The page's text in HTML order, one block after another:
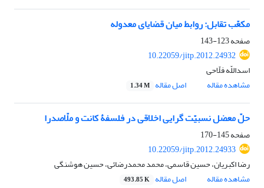
مکعّب تقابل: روابط میان قضایای معدوله
صفحه123-143
10.22059/jitp.2012.24932
اسداللّه فلّاحی
مشاهده مقاله
اصل مقاله 1.34 M
حلّ معضل نسبیّت گرایی اخلاقی در فلسفۀ کانت و ملّاصدرا
صفحه145-170
10.22059/jitp.2012.24933
رضا اکبریان، حسین قاسمی، محمد محمدرضائی، حسین هوشنگی
مشاهده مقاله
اصل مقاله 493.85 K